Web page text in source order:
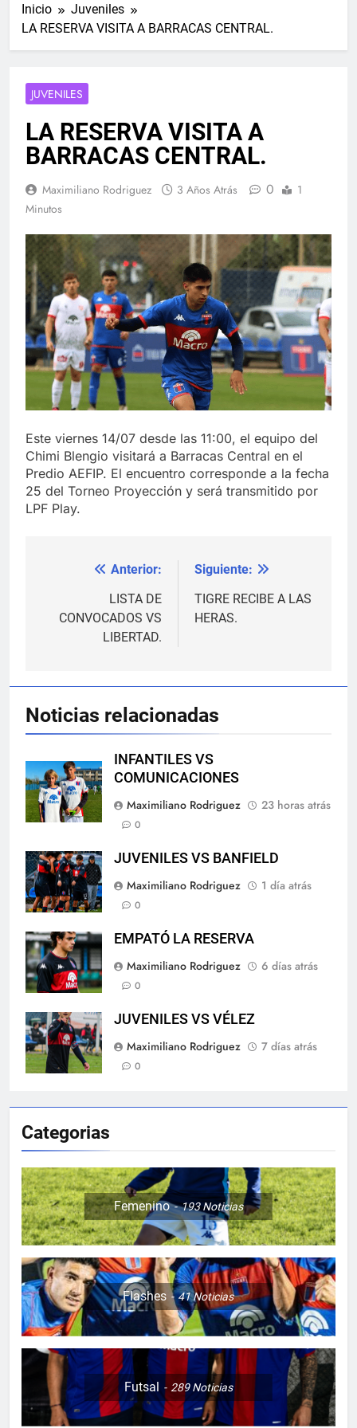
Inicio
Juveniles
LA RESERVA VISITA A BARRACAS CENTRAL.
JUVENILES
LA RESERVA VISITA A
BARRACAS CENTRAL.
Maximiliano Rodriguez 3 Años Atrás 0
1
Minutos
Este viernes 14/07 desde las 11:00, el equipo del
Chimi Blengio visitará a Barracas Central en el
Predio AEFIP. El encuentro corresponde a la fecha
25 del Torneo Proyección y será transmitido por
LPF Play.
Navegación
entradas
Anterior:
LISTA DE
CONVOCADOS VS
LIBERTAD.
Siguiente:
TIGRE RECIBE A LAS
HERAS.
Noticias relacionadas
INFANTILES VS
COMUNICACIONES
Maximiliano Rodriguez
23 horas atrás
0
JUVENILES VS BANFIELD
Maximiliano Rodriguez
1 día atrás
0
EMPATÓ LA RESERVA
Maximiliano Rodriguez
6 días atrás
0
JUVENILES VS VÉLEZ
Maximiliano Rodriguez
7 días atrás
0
Categorias
Femenino 193Noticias
Flashes 41Noticias
Futsal 289Noticias